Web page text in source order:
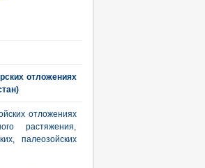
отложениях
отложениях
растяжения,
палеозойских